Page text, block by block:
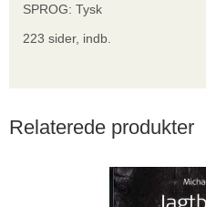
SPROG: Tysk
223 sider, indb.
Relaterede produkter